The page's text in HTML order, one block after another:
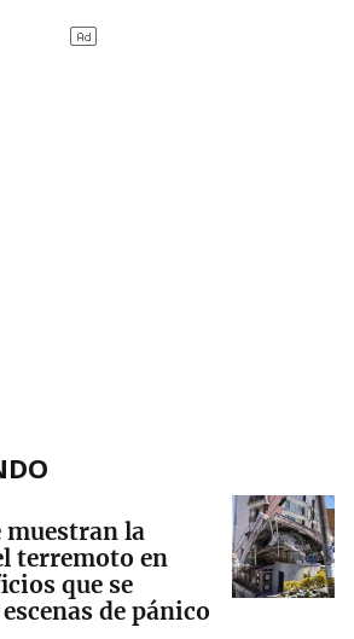
muestran la
terremoto en
que se
de pánico